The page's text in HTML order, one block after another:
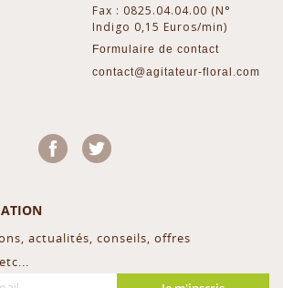
Fax : 0825.04.04.00 (N°
Indigo 0,15 Euros/min)
Formulaire de contact
contact@agitateur-floral.com
Facebook
actualités, conseils, offres